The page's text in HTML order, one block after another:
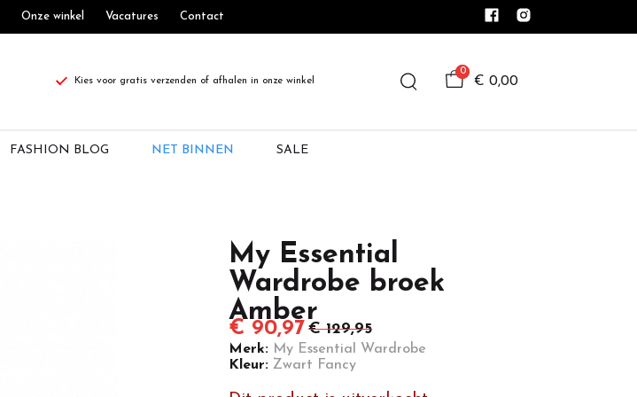
Onze winkel Vacatures Contact
Kies voor gratis verzenden of afhalen in onze winkel
0
€ 0,00
FASHION BLOG NET BINNEN SALE
My Essential
Wardrobe broek
Amber
€ 90,97 € 129,95
Merk: My Essential Wardrobe
Kleur: Zwart Fancy